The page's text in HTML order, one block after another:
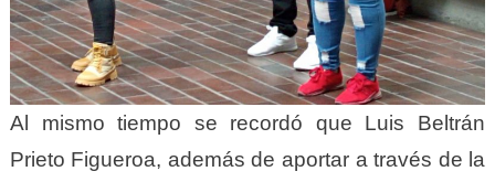
Al mismo tiempo se recordó que Luis Beltrán
Prieto Figueroa, además de aportar a través de la